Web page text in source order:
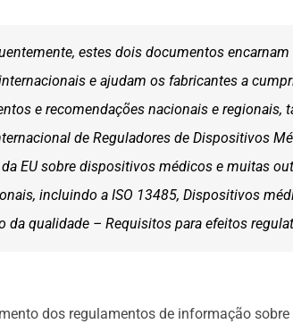
estes dois documentos
e ajudam os fabricantes a
e recomendações nacionais e regionais,
de Reguladores de Dispositivos
EU sobre dispositivos médicos e muitas
incluindo a ISO 13485, Dispositivos
da qualidade – Requisitos para efeitos
dos regulamentos de informação